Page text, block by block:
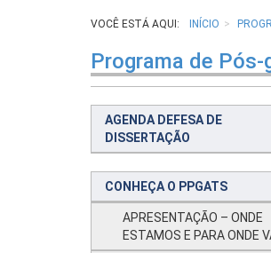
VOCÊ ESTÁ AQUI: INÍCIO
Programa de
AGENDA DEFESA DE
DISSERTAÇÃO
CONHEÇA O PPGATS
APRESENTAÇÃO – ONDE
ESTAMOS E PARA ONDE